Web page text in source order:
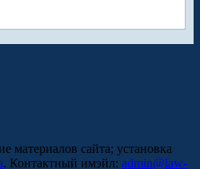
материалов сайта; установка
. Контактный имэйл: admin@law-